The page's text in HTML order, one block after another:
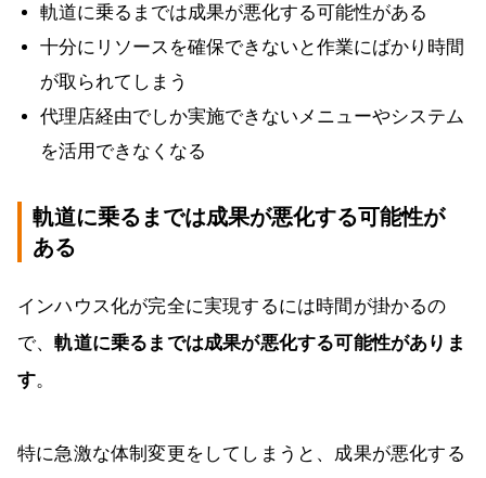
軌道に乗るまでは成果が悪化する可能性がある
十分にリソースを確保できないと作業にばかり時間
が取られてしまう
代理店経由でしか実施できないメニューやシステム
を活用できなくなる
軌道に乗るまでは成果が悪化する可能性が
ある
インハウス化が完全に実現するには時間が掛かるの
で、軌道に乗るまでは成果が悪化する可能性がありま
す。
特に急激な体制変更をしてしまうと、成果が悪化する